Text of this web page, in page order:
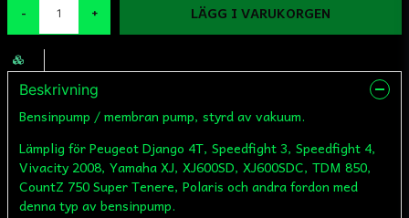
- + LÄGG I VARUKORGEN
Beskrivning
Bensinpump / membran pump, styrd av vakuum.
Lämplig för Peugeot Django 4T, Speedfight 3, Speedfight 4,
Vivacity 2008, Yamaha XJ, XJ600SD, XJ600SDC, TDM 850,
CountZ 750 Super Tenere, Polaris och andra fordon med
denna typ av bensinpump.